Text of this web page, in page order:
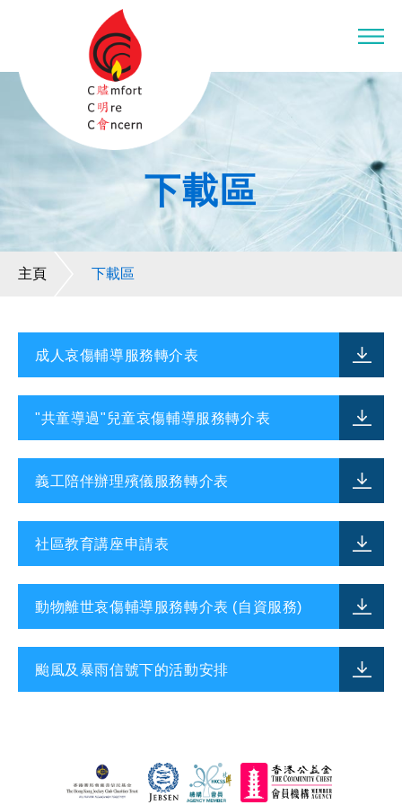
下載區
主頁 下載區
成人哀傷輔導服務轉介表
"共童導過"兒童哀傷輔導服務轉介表
義工陪伴辦理殯儀服務轉介表
社區教育講座申請表
動物離世哀傷輔導服務轉介表 (自資服務)
颱風及暴雨信號下的活動安排